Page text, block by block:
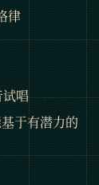
律
唱
于有潜力的